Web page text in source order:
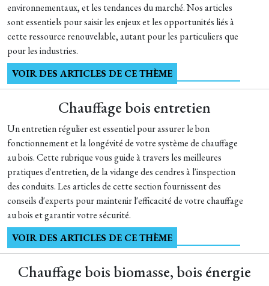
environnementaux, et les tendances du marché. Nos articles
sont essentiels pour saisir les enjeux et les opportunités liés à
cette ressource renouvelable, autant pour les particuliers que
pour les industries.
VOIR DES ARTICLES DE CE THÈME
Chauffage bois entretien
Un entretien régulier est essentiel pour assurer le bon
fonctionnement et la longévité de votre système de chauffage
au bois. Cette rubrique vous guide à travers les meilleures
pratiques d'entretien, de la vidange des cendres à l'inspection
des conduits. Les articles de cette section fournissent des
conseils d'experts pour maintenir l'efficacité de votre chauffage
au bois et garantir votre sécurité.
VOIR DES ARTICLES DE CE THÈME
Chauffage bois biomasse, bois énergie